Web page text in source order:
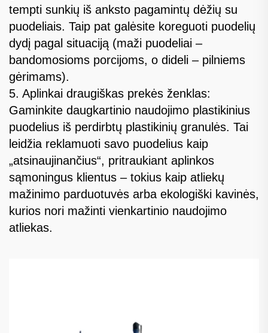
tempti sunkių iš anksto pagamintų dėžių su
puodeliais. Taip pat galėsite koreguoti puodelių
dydį pagal situaciją (maži puodeliai –
bandomosioms porcijoms, o dideli – pilniems
gėrimams).
5. Aplinkai draugiškas prekės ženklas:
Gaminkite daugkartinio naudojimo plastikinius
puodelius iš perdirbtų plastikinių granulės. Tai
leidžia reklamuoti savo puodelius kaip
„atsinaujinančius“, pritraukiant aplinkos
sąmoningus klientus – tokius kaip atliekų
mažinimo parduotuvės arba ekologiški kavinės,
kurios nori mažinti vienkartinio naudojimo
atliekas.